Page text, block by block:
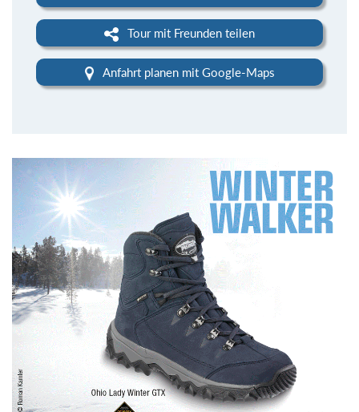
Tour mit Freunden teilen
Anfahrt planen mit Google-Maps